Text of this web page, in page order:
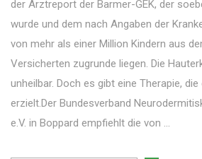
der Arztreport der Barmer-GEK, der
wurde und dem nach Angaben der
von mehr als einer Million Kindern aus
Versicherten zugrunde liegen. Die
unheilbar. Doch es gibt eine Therapie,
erzielt.Der Bundesverband
e.V. in Boppard empfiehlt die von ...